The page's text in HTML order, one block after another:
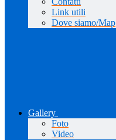
Link utili
Dove siamo/Map
Gallery
Foto
Video